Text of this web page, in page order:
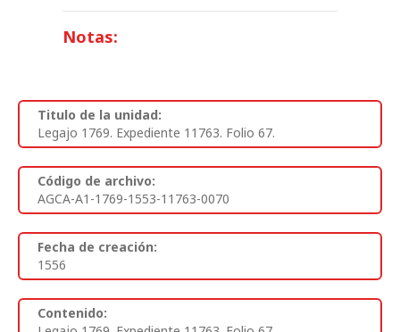
Notas:
Titulo de la unidad:
Legajo 1769. Expediente 11763. Folio 67.
Código de archivo:
AGCA-A1-1769-1553-11763-0070
Fecha de creación:
1556
Contenido: